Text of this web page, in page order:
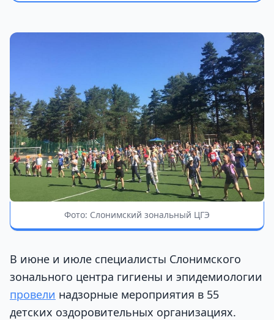
Фото: Слонимский зональный ЦГЭ
В июне и июле специалисты Слонимского
зонального центра гигиены и эпидемиологии
провели надзорные мероприятия в 55
детских оздоровительных организациях.